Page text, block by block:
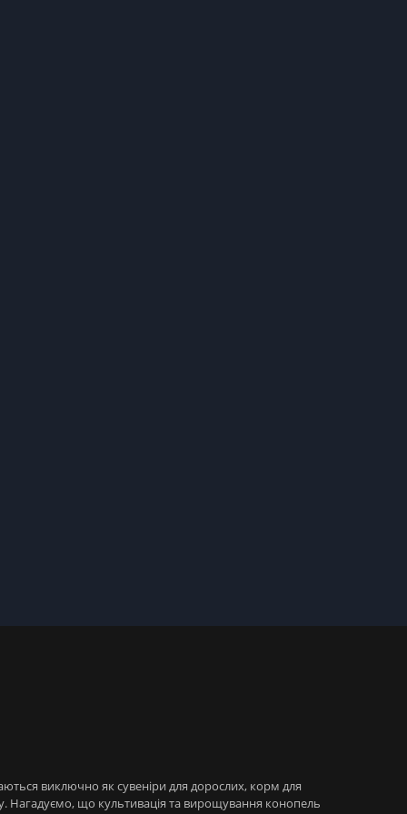
виключно як сувеніри для дорослих, корм для
Нагадуємо, що культивація та вирощування конопель